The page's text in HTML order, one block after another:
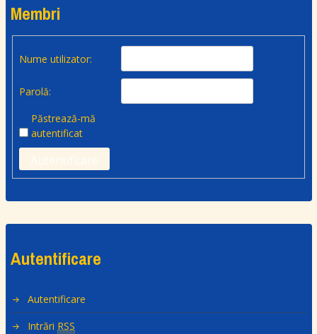
Membri
Nume utilizator:
Parolă:
Păstrează-mă
autentificat
Autentificare
Autentificare
Autentificare
Intrări RSS